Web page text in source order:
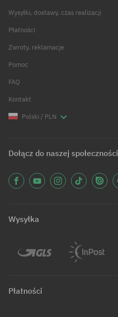
Wysyłki, dostawy, czas realizacji
Płatności
Zwroty, reklamacje
Pomoc
FAQ
Kontakt
Polski / PLN
Dołącz do naszej społeczności
Wysyłka
Płatności